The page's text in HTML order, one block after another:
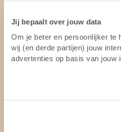
Jij bepaalt over jouw data
Om je beter en persoonlijker te
wij (en derde partijen) jouw
advertenties op basis van jouw